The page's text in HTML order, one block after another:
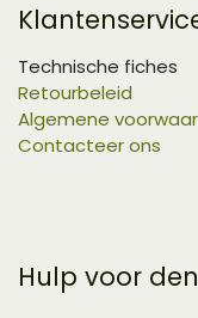
Technische fiches
Retourbeleid
Algemene
Contacteer ons
Hulp voor